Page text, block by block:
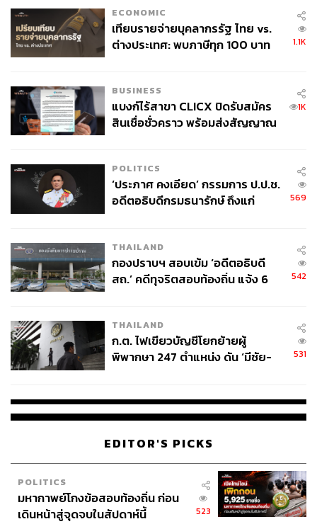
‘ภาคธนาคาร’ เสนอรีโพสิชันไทยเป็น Safe and
Low Carbon Hub
ด้านตัวแทนภาคธนาคารเสนอให้ไทยใช้โอกาสจากการ
เปลี่ยนแปลงของโลก ทั้งการย้ายฐานการผลิต ซัพพลายเชน
และกระแสความมั่นคงทางอาหารและพลังงาน เพื่อยกระดับ
ประเทศสู่การเป็น ‘Middle Power’ และศูนย์กลางเศรษฐกิจ
โดยเสนอให้ผลักดันไทยเป็นศูนย์กลางด้านการเงิน การวิจัย
และพัฒนา สำนักงานใหญ่ภูมิภาค ตลอดจนศูนย์ซื้อขาย
Efficient and Low Carbon Hub”
นอกจากนี้ ยังเสนอให้รัฐเร่งสร้าง ‘National Champion’ เพื่อ
เพิ่มขีดความสามารถการแข่งขันของบริษัทไทยในระดับ
ต่อยอดจากจุดแข็งเดิมของประเทศ ทั้งอาหาร เกษตร บริการ
และสุขภาพ
กลุ่มเปราะบาง และใช้กลไก ‘พี่ช่วยน้อง’ โดยให้แรงจูงใจแก่
นอกจากนี้ ยังเสนอให้เร่งปฏิรูปกฎหมายให้สอดคล้อง
มาตรฐาน OECD และดึงเศรษฐกิจนอกระบบเข้าสู่ระบบ
เศรษฐกิจมากขึ้น เพื่อเพิ่มศักยภาพการแข่งขันของไทยใน
ECONOMIC
เทียบรายจ่ายบุคลากรรัฐ ไทย vs.
ต่างประเทศ: พบภาษีทุก 100 บาท
1.1K
BUSINESS
แบงก์ไร้สาขา CLICX ปิดรับสมัคร
สินเชื่อชั่วคราว พร้อมส่งสัญญาณ
1K
POLITICS
‘ประภาศ คงเอียด’ กรรมการ ป.ป.ช.
อดีตอธิบดีกรมธนารักษ์ ถึงแก่
569
THAILAND
กองปราบฯ สอบเข้ม ‘อดีตอธิบดี
สถ.’ คดีทุจริตสอบท้องถิ่น แจ้ง 6
542
THAILAND
ก.ต. ไฟเขียวบัญชีโยกย้ายผู้
พิพากษา 247 ตำแหน่ง ดัน ‘มีชัย-
531
EDITOR'S PICKS
POLITICS
มหากาพย์โกงข้อสอบท้องถิ่น ก่อน
เดินหน้าสู่จุดจบในสัปดาห์นี้
523